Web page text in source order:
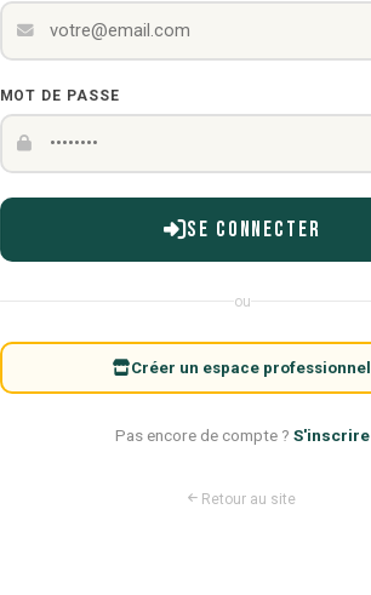
MOT DE PASSE
Se connecter
ou
Créer un espace professionnel
Pas encore de compte ? S'inscrire
Retour au site